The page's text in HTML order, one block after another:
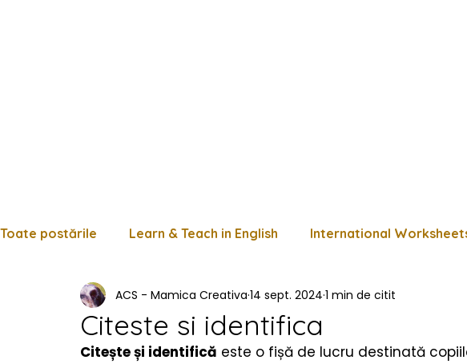
Toate postările Learn & Teach in English International
Limba română Matematică Istorie Fișe de lucru diverse
Citeste si identifica
ACS - Mamica Creativa 14 sept. 2024 1 min de citit
Citește și identifică este o fișă de lucru destinată